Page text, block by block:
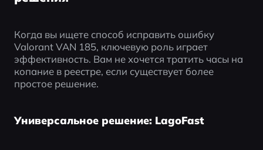
Когда вы ищете способ исправить ошибку
Valorant VAN 185, ключевую роль играет
эффективность. Вам не хочется тратить часы на
копание в реестре, если существует более
простое решение.
Универсальное решение: LagoFast